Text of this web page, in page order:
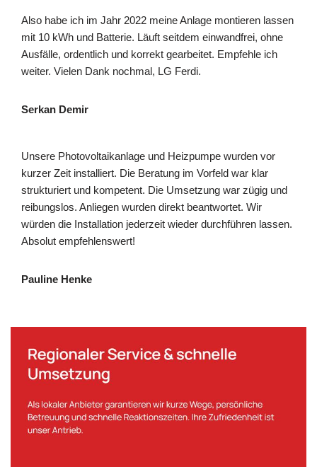
Also habe ich im Jahr 2022 meine Anlage montieren lassen
mit 10 kWh und Batterie. Läuft seitdem einwandfrei, ohne
Ausfälle, ordentlich und korrekt gearbeitet. Empfehle ich
weiter. Vielen Dank nochmal, LG Ferdi.
Serkan Demir
Unsere Photovoltaikanlage und Heizpumpe wurden vor
kurzer Zeit installiert. Die Beratung im Vorfeld war klar
strukturiert und kompetent. Die Umsetzung war zügig und
reibungslos. Anliegen wurden direkt beantwortet. Wir
würden die Installation jederzeit wieder durchführen lassen.
Absolut empfehlenswert!
Pauline Henke